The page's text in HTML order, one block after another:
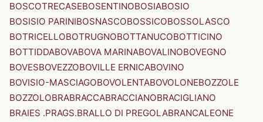
BOSCOTRECASEBOSENTINOBOSIABOSIO
BOSISIO PARINIBOSNASCOBOSSICOBOSSOLASCO
BOTRICELLOBOTRUGNOBOTTANUCOBOTTICINO
BOTTIDDABOVABOVA MARINABOVALINOBOVEGNO
BOVESBOVEZZOBOVILLE ERNICABOVINO
BOVISIO-MASCIAGOBOVOLENTABOVOLONEBOZZOLE
BOZZOLOBRABRACCABRACCIANOBRACIGLIANO
BRAIES .PRAGS.BRALLO DI PREGOLABRANCALEONE